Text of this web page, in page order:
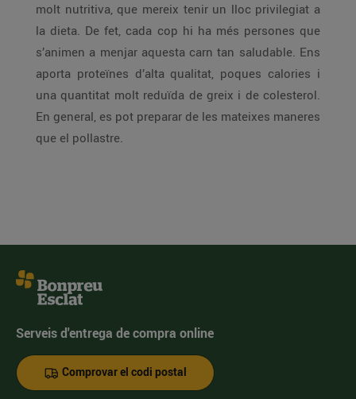
molt nutritiva, que mereix tenir un lloc privilegiat a
la dieta. De fet, cada cop hi ha més persones que
s’animen a menjar aquesta carn tan saludable. Ens
aporta proteïnes d’alta qualitat, poques calories i
una quantitat molt reduïda de greix i de colesterol.
En general, es pot preparar de les mateixes maneres
que el pollastre.
Serveis d'entrega de compra online
Comprovar el codi postal